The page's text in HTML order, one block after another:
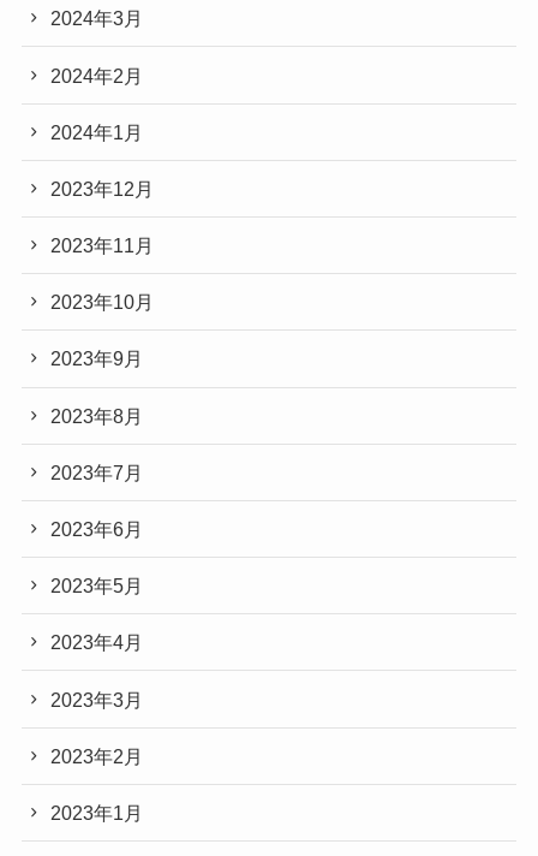
2024年3月
2024年2月
2024年1月
2023年12月
2023年11月
2023年10月
2023年9月
2023年8月
2023年7月
2023年6月
2023年5月
2023年4月
2023年3月
2023年2月
2023年1月